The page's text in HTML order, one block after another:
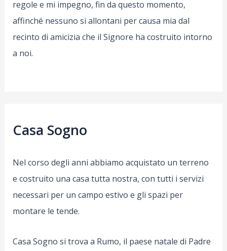
regole e mi impegno, fin da questo momento,
affinché nessuno si allontani per causa mia dal
recinto di amicizia che il Signore ha costruito intorno
a noi.
Casa Sogno
Nel corso degli anni abbiamo acquistato un terreno
e costruito una casa tutta nostra, con tutti i servizi
necessari per un campo estivo e gli spazi per
montare le tende.
Casa Sogno si trova a Rumo, il paese natale di Padre